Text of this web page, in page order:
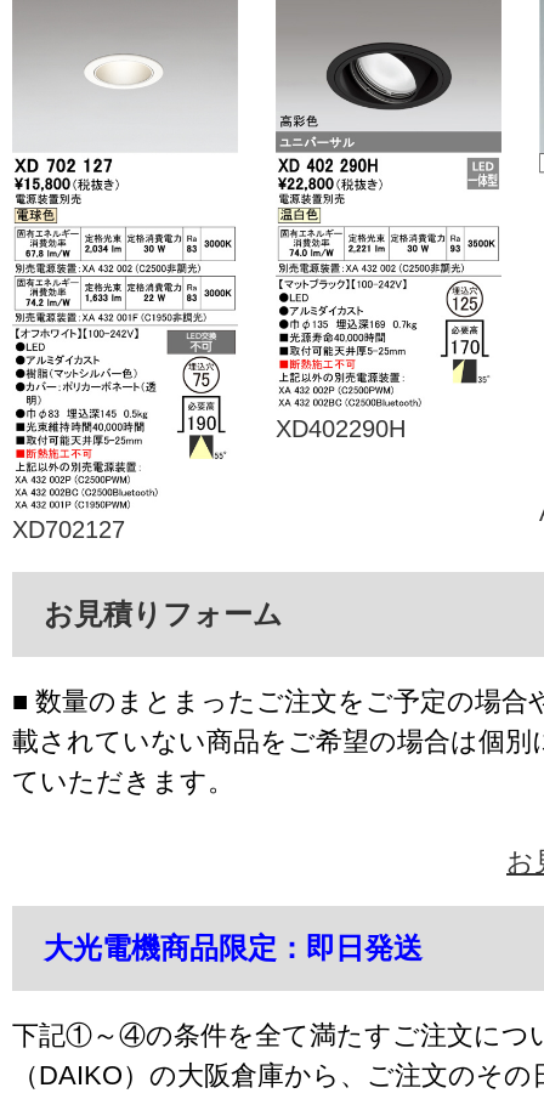
XD702127
XD402290H
お見積りフォーム
■ 数量のまとまったご注文をご予定の場合
載されていない商品をご希望の場合は個別
ていただきます。
お
大光電機商品限定：即日発送
下記①～④の条件を全て満たすご注文につ
（DAIKO）の大阪倉庫から、ご注文のそ